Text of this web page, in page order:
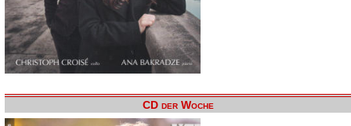
CD der Woche